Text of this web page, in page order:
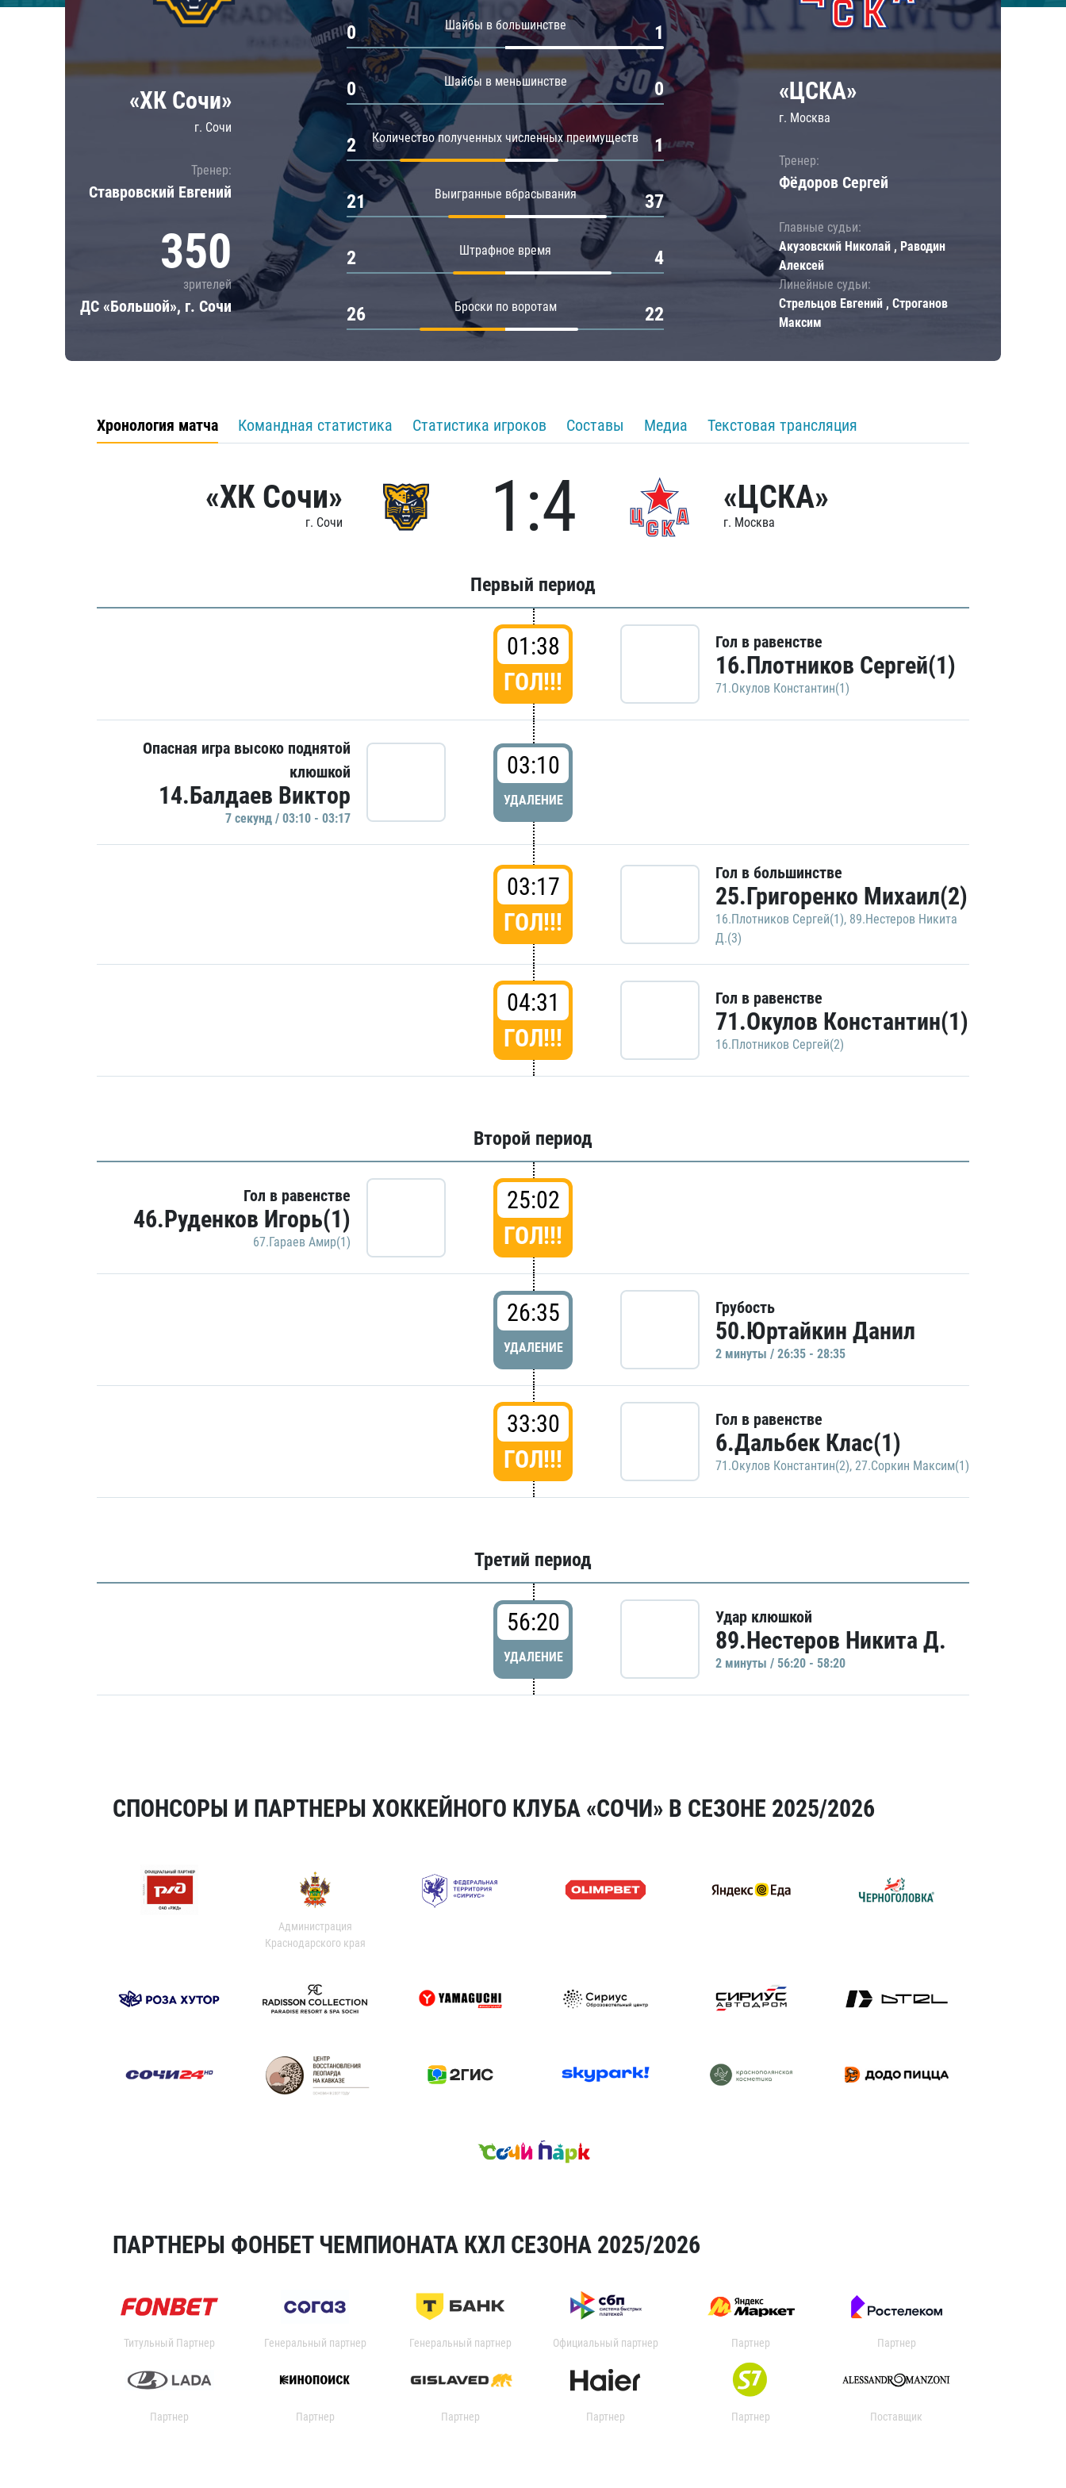
Локомотив
ЦСКА
Шанхайские Драконы
Амур
Барыс
Салават Юлаев
«ХК Сочи»
г. Сочи
Тренер:
Ставровский Евгений
350
зрителей
ДС «Большой», г. Сочи
Шайбы в большинстве
0 1
Шайбы в меньшинстве
0 0
Количество полученных численных преимуществ
2 1
Выигранные вбрасывания
21 37
Штрафное время
2 4
Броски по воротам
26 22
«ЦСКА»
г. Москва
Тренер:
Фёдоров Сергей
Главные судьи:
Акузовский Николай , Раводин
Алексей
Линейные судьи:
Стрельцов Евгений , Строганов
Максим
Хронология матча Командная статистика Статистика игроков Составы Медиа Текстовая трансляция
«ХК Сочи»
г. Сочи 1:4 «ЦСКА»
г. Москва
Первый период
01:38
ГОЛ!!!
Гол в равенстве
16.Плотников Сергей(1)
71.Окулов Константин(1)
Опасная игра высоко поднятой
клюшкой
14.Балдаев Виктор
7 секунд / 03:10 - 03:17
03:10
УДАЛЕНИЕ
03:17
ГОЛ!!!
Гол в большинстве
25.Григоренко Михаил(2)
16.Плотников Сергей(1), 89.Нестеров Никита
Д.(3)
04:31
ГОЛ!!!
Гол в равенстве
71.Окулов Константин(1)
16.Плотников Сергей(2)
Второй период
Гол в равенстве
46.Руденков Игорь(1)
67.Гараев Амир(1)
25:02
ГОЛ!!!
26:35
УДАЛЕНИЕ
Грубость
50.Юртайкин Данил
2 минуты / 26:35 - 28:35
33:30
ГОЛ!!!
Гол в равенстве
6.Дальбек Клас(1)
71.Окулов Константин(2), 27.Соркин Максим(1)
Третий период
56:20
УДАЛЕНИЕ
Удар клюшкой
89.Нестеров Никита Д.
2 минуты / 56:20 - 58:20
СПОНСОРЫ И ПАРТНЕРЫ ХОККЕЙНОГО КЛУБА «СОЧИ» В СЕЗОНЕ 2025/2026
Администрация
Краснодарского края
ПАРТНЕРЫ ФОНБЕТ ЧЕМПИОНАТА КХЛ СЕЗОНА 2025/2026
Титульный Партнер Генеральный партнер Генеральный партнер Официальный партнер Партнер Партнер
Партнер Партнер Партнер Партнер Партнер Поставщик